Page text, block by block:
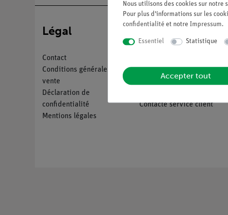
Légal
Contact
Conditions générales de
vente
Déclaration de
confidentialité
Mentions légales
Service
Téléchargements
Contacte service client
Nous utilisons des cookies sur
Pour plus d'informations sur les
confidentialité et notre Impressum.
Essentiel Statistique
Accepter tout